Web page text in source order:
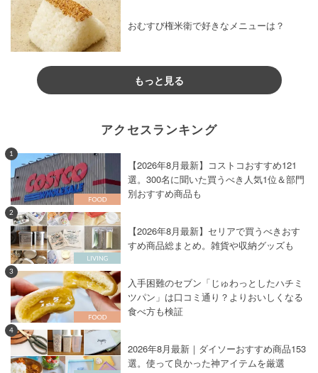
おむすび権米衛で好きなメニューは？
もっと見る
アクセスランキング
1
【2026年8月最新】コストコおすすめ121
選。300名に聞いた買うべき人気1位＆部門
別おすすめ商品も
2
【2026年8月最新】セリアで買うべきおす
すめ商品総まとめ。雑貨や収納グッズも
3
入手困難のセブン「じゅわっとしたハチミ
ツパン」は口コミ通り？よりおいしくなる
食べ方も検証
4
2026年8月最新｜ダイソーおすすめ商品153
選。使って良かった神アイテムを厳選